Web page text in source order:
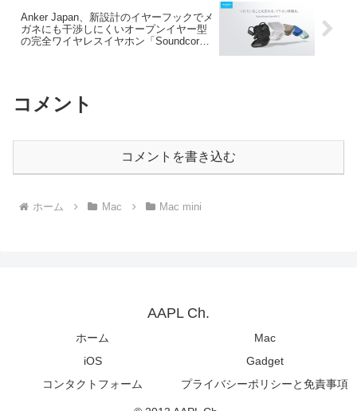
Anker Japan、新設計のイヤーフックでメ
ガネにも干渉しにくいオープンイヤー型
の完全ワイヤレスイヤホン「Soundcore
コメント
コメントを書き込む
ホーム Mac Mac mini
AAPL Ch.
ホーム
Mac
iOS
Gadget
コンタクトフォーム
プライバシーポリシーと免責事項